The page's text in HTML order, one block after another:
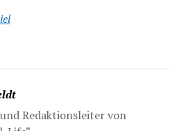
Redaktionsleiter von